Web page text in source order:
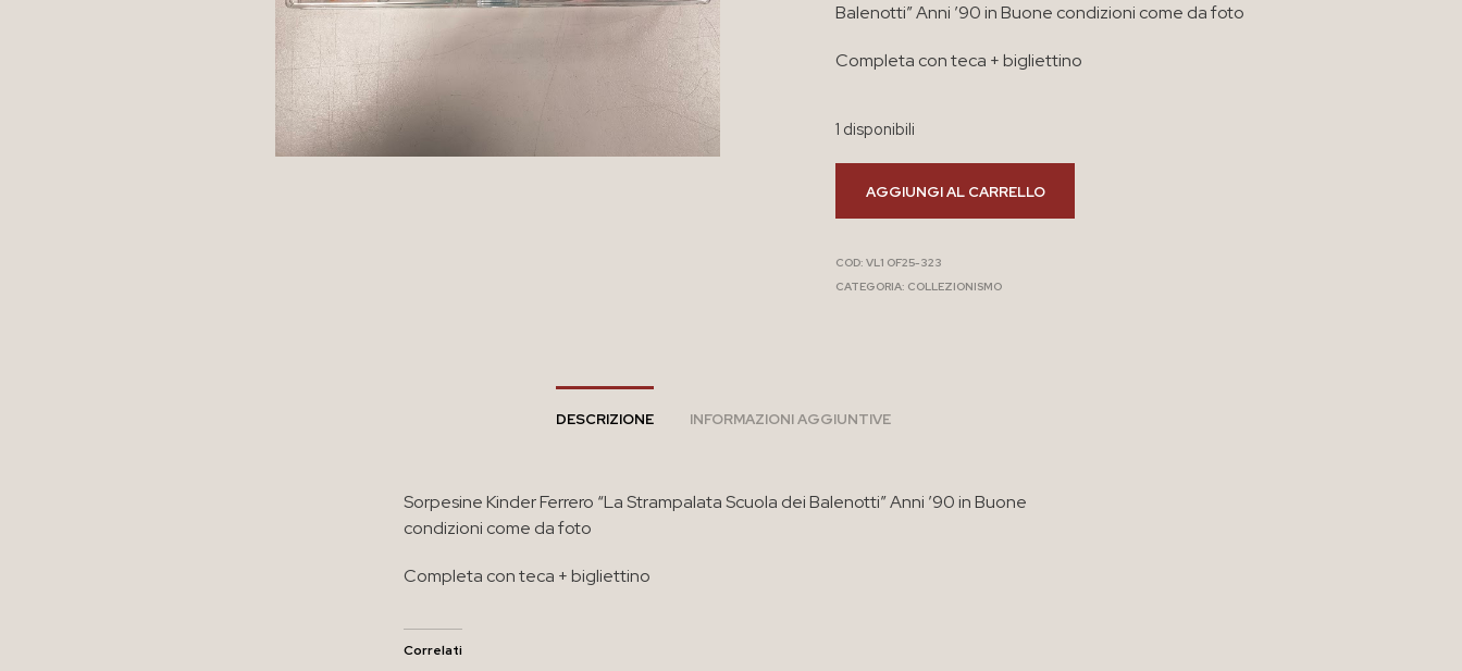
Balenotti” Anni ’90 in Buone condizioni come da foto
Completa con teca + bigliettino
1 disponibili
AGGIUNGI AL CARRELLO
COD:VL1 OF25-323
CATEGORIA: COLLEZIONISMO
DESCRIZIONE INFORMAZIONI AGGIUNTIVE
Sorpesine Kinder Ferrero “La Strampalata Scuola dei Balenotti” Anni ’90 in Buone
condizioni come da foto
Completa con teca + bigliettino
Correlati